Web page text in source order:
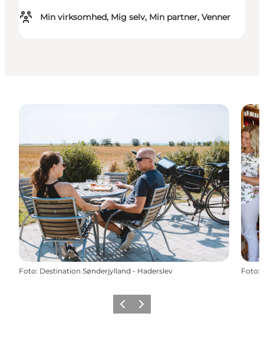
Min virksomhed, Mig selv, Min partner, Venner
Foto: Destination Sønderjylland - Haderslev Foto:
ForrigeNæste